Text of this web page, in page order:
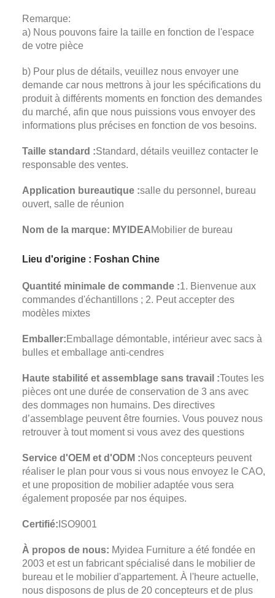
Remarque:
a) Nous pouvons faire la taille en fonction de l'espace
de votre pièce
b) Pour plus de détails, veuillez nous envoyer une
demande car nous mettrons à jour les spécifications du
produit à différents moments en fonction des demandes
du marché, afin que nous puissions vous envoyer des
informations plus précises en fonction de vos besoins.
Taille standard :Standard, détails veuillez contacter le
responsable des ventes.
Application bureautique :salle du personnel, bureau
ouvert, salle de réunion
Nom de la marque: MYIDEAMobilier de bureau
Lieu d'origine : Foshan Chine
Quantité minimale de commande :1. Bienvenue aux
commandes d'échantillons ; 2. Peut accepter des
modèles mixtes
Emballer:Emballage démontable, intérieur avec sacs à
bulles et emballage anti-cendres
Haute stabilité et assemblage sans travail :Toutes les
pièces ont une durée de conservation de 3 ans avec
des dommages non humains. Des directives
d’assemblage peuvent être fournies. Vous pouvez nous
retrouver à tout moment si vous avez des questions
Service d'OEM et d'ODM :Nos concepteurs peuvent
réaliser le plan pour vous si vous nous envoyez le CAO,
et une proposition de mobilier adaptée vous sera
également proposée par nos équipes.
Certifié: ISO9001
À propos de nous: Myidea Furniture a été fondée en
2003 et est un fabricant spécialisé dans le mobilier de
bureau et le mobilier d'appartement. À l'heure actuelle,
nous disposons de plus de 20 concepteurs et de plus